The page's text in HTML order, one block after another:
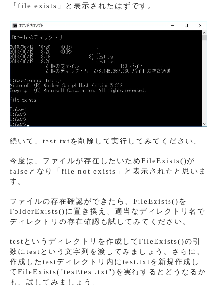
「file exists」と表示されたはずです。
続いて、test.txtを削除して実行してみてください。
今度は、ファイルが存在したいためFileExists()が
falseとなり「file not exists」と表示されたと思いま
す。
ファイルの存在確認ができたら、FileExists()を
FolderExists()に置き換え、適当なディレクトリ名で
ディレクトリの存在確認も試してみてください。
testというディレクトリを作成してFileExists()の引
数にtestという文字列を渡してみましょう。さらに、
作成したtestディレクトリ内にtest.txtを新規作成し
てFileExists("test\test.txt")を実行するとどうなるか
も、試してみましょう。